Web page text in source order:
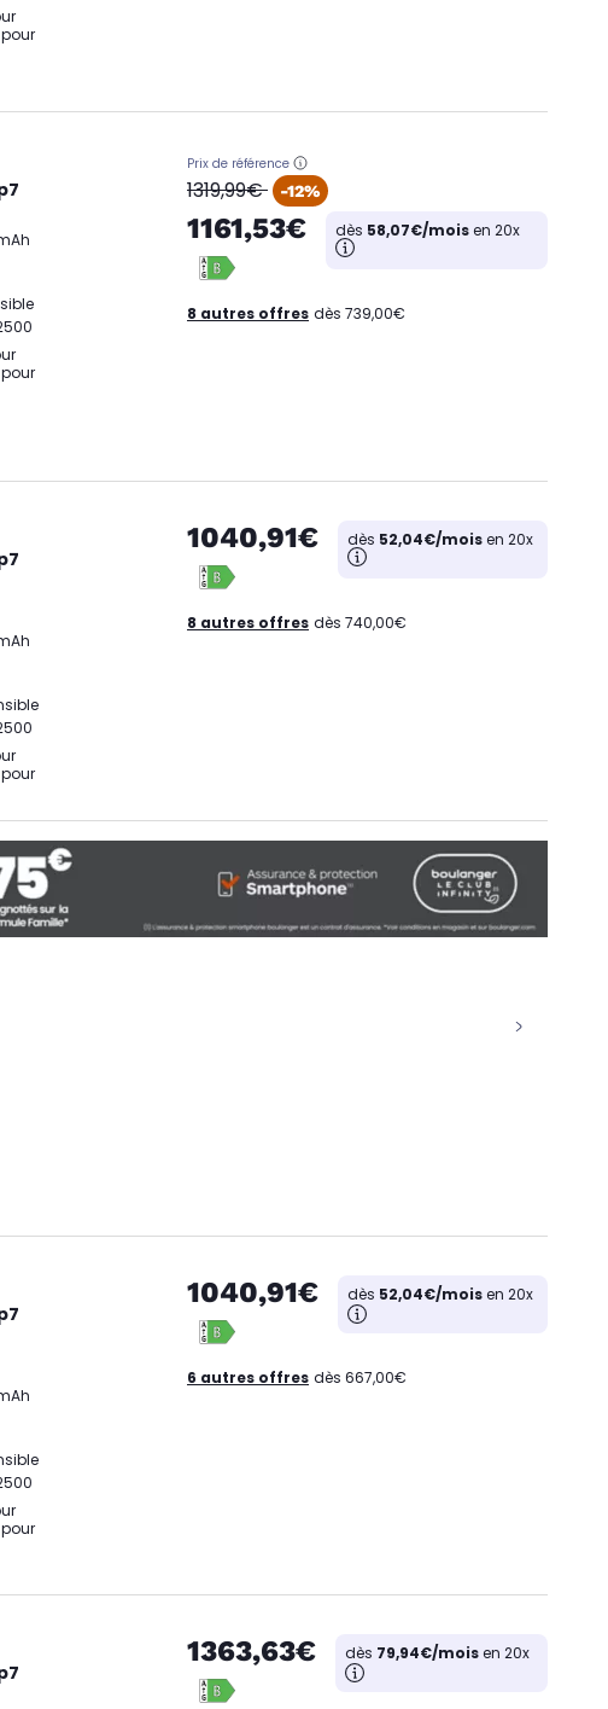
Prix de référence
oldPrice
1319,99€ -12%
1161,53€ dès 58,07€/moisen 20x
8 autres offres dès 739,00€
1040,91€ dès 52,04€/moisen 20x
8 autres offres dès 740,00€
1040,91€ dès 52,04€/moisen 20x
6 autres offres dès 667,00€
1363,63€ dès 79,94€/moisen 20x